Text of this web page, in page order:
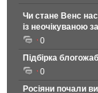
Чи стане Венс
із неочікуваною
0
Підбірка
0
Росіяни почали